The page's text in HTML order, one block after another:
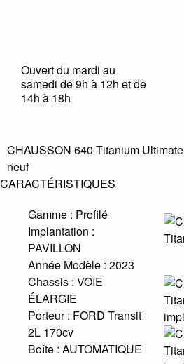
Ouvert du mardi au
samedi de 9h à 12h et de
14h à 18h
CHAUSSON 640 Titanium Ultimate
neuf
CARACTÉRISTIQUES
Gamme : Profilé
Implantation :
PAVILLON
Année Modèle : 2023
Chassis : VOIE
ÉLARGIE
Porteur : FORD Transit
2L 170cv
Boîte : AUTOMATIQUE